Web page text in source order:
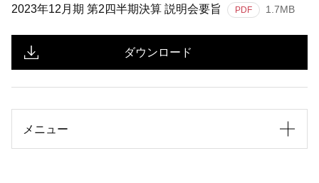
ダウンロード
2023年12月期 第2四半期決算 説明会要旨 PDF 1.7MB
メニュー